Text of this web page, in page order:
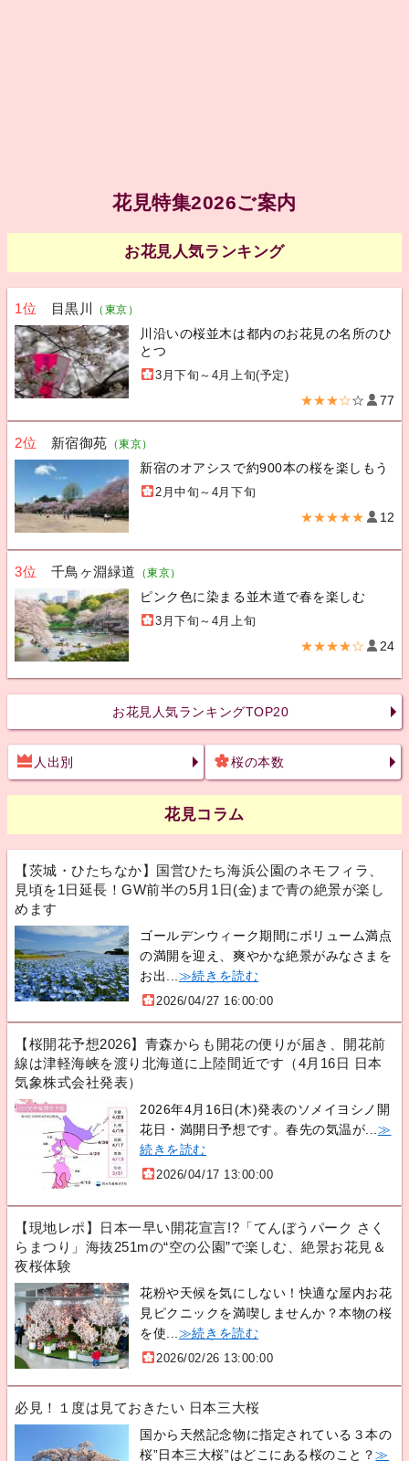
花見特集2026ご案内
お花見人気ランキング
1位 目黒川 （東京）
川沿いの桜並木は都内のお花見の名所のひ
とつ
3月下旬～4月上旬(予定)
★★★☆☆ 77
2位 新宿御苑 （東京）
新宿のオアシスで約900本の桜を楽しもう
2月中旬～4月下旬
★★★★★ 12
3位 千鳥ヶ淵緑道 （東京）
ピンク色に染まる並木道で春を楽しむ
3月下旬～4月上旬
★★★★☆ 24
お花見人気ランキングTOP20
人出別 桜の本数
花見コラム
【茨城・ひたちなか】国営ひたち海浜公園のネモフィラ、
見頃を1日延長！GW前半の5月1日(金)まで青の絶景が楽し
めます
ゴールデンウィーク期間にボリューム満点
の満開を迎え、爽やかな絶景がみなさまを
お出... ≫続きを読む
2026/04/27 16:00:00
【桜開花予想2026】青森からも開花の便りが届き、開花前
線は津軽海峡を渡り北海道に上陸間近です（4月16日 日本
気象株式会社発表）
2026年4月16日(木)発表のソメイヨシノ開
花日・満開日予想です。春先の気温が... ≫
続きを読む
2026/04/17 13:00:00
【現地レポ】日本一早い開花宣言!?「てんぼうパーク さく
らまつり」海抜251mの“空の公園”で楽しむ、絶景お花見＆
夜桜体験
花粉や天候を気にしない！快適な屋内お花
見ピクニックを満喫しませんか？本物の桜
を使... ≫続きを読む
2026/02/26 13:00:00
必見！１度は見ておきたい 日本三大桜
国から天然記念物に指定されている３本の
桜”日本三大桜”はどこにある桜のこと？≫